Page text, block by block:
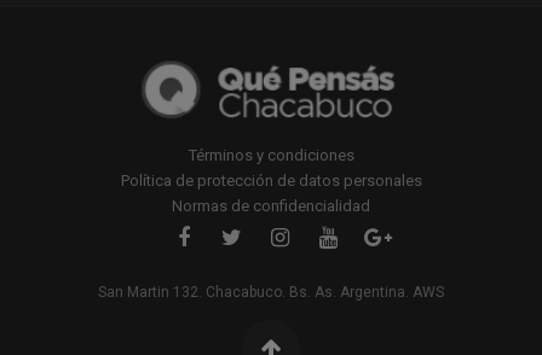
Términos y condiciones
Política de protección de datos personales
Normas de confidencialidad
San Martin 132. Chacabuco. Bs. As. Argentina. AWS